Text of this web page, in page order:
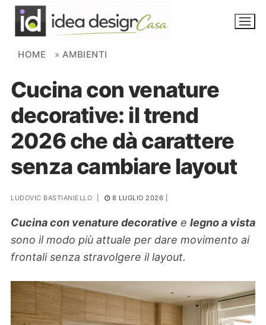
Skip to content
NOVITÀ
AMBIENTI
FAI DA TE
PIANTE
Ortaggio
HOME » AMBIENTI
Cucina con venature
decorative: il trend
2026 che dà carattere
senza cambiare layout
LUDOVIC BASTIANIELLO 8 LUGLIO 2026
Cucina con venature decorative e legno a vista
sono il modo più attuale per dare movimento ai
frontali senza stravolgere il layout.